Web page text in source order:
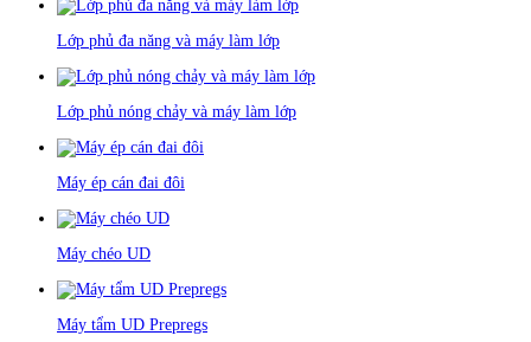
Lớp phủ đa năng và máy làm lớp
Lớp phủ nóng chảy và máy làm lớp
Máy ép cán đai đôi
Máy chéo UD
Máy tẩm UD Prepregs